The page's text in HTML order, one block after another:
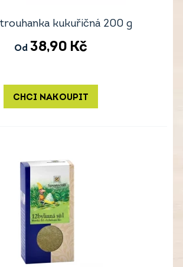
kukuřičná 200 g
Od 38,90 Kč
CHCI NAKOUPIT